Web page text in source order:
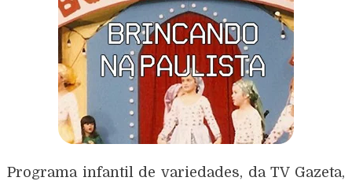
Programa infantil de variedades, da TV Gazeta,